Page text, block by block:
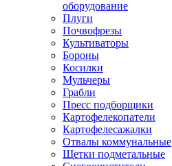
оборудование
Плуги
Почвофрезы
Культиваторы
Бороны
Косилки
Мульчеры
Грабли
Пресс подборщики
Картофелекопатели
Картофелесажалки
Отвалы коммунальные
Щетки подметальные